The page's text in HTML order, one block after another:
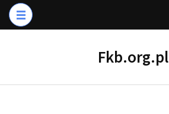
Skip
to
Fkb.org.pl